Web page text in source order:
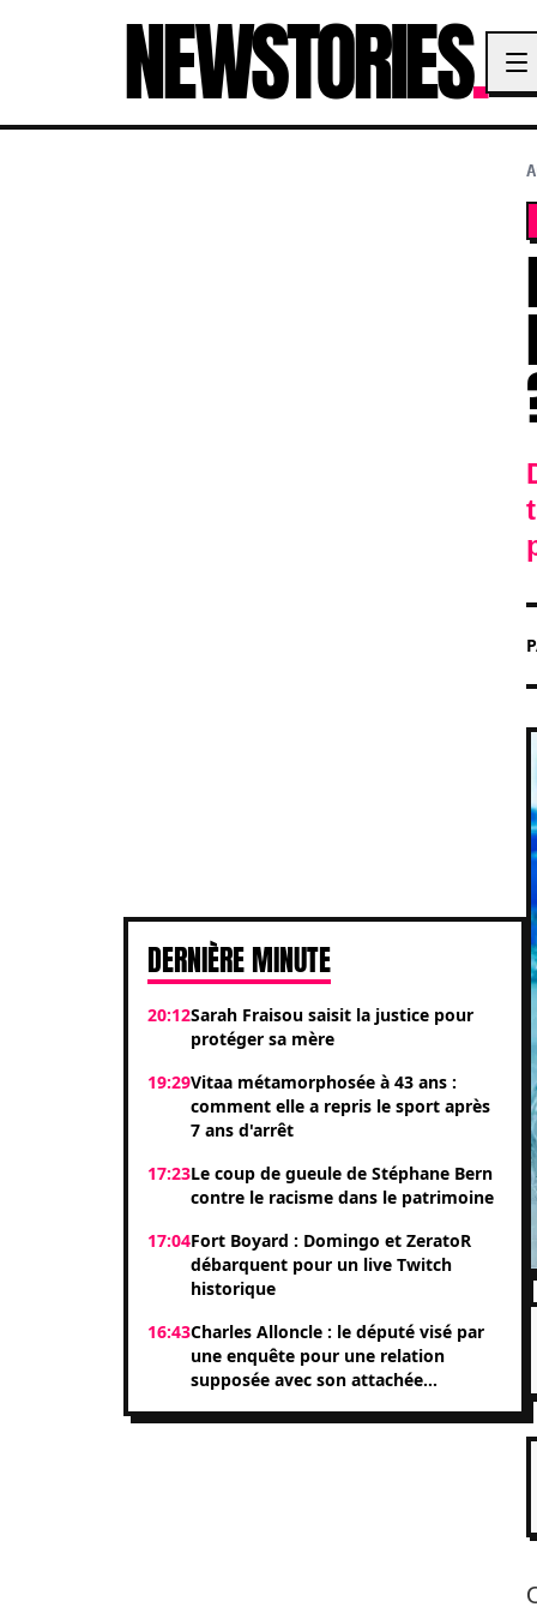
NEWSTORIES.
DERNIÈRE MINUTE
20:12Sarah Fraisou saisit la justice pour
protéger sa mère
19:29Vitaa métamorphosée à 43 ans :
comment elle a repris le sport après
7 ans d'arrêt
17:23Le coup de gueule de Stéphane Bern
contre le racisme dans le patrimoine
17:04Fort Boyard : Domingo et ZeratoR
débarquent pour un live Twitch
historique
16:43Charles Alloncle : le député visé par
une enquête pour une relation
supposée avec son attachée